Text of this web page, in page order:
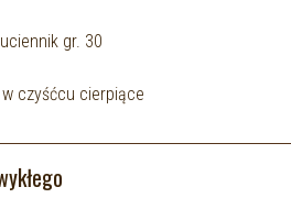
gr. 30
czyśćcu cierpiące
Zwykłego